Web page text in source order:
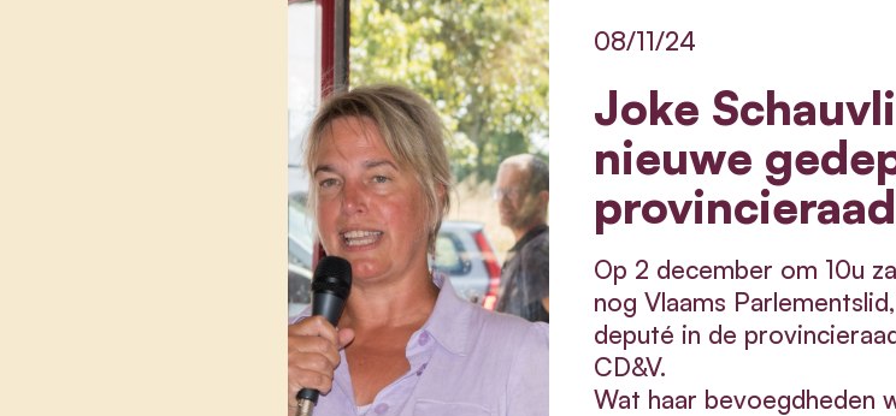
Joke
nieuwe
provincieraad
08/11/24
Op 2 december om 10u
nog Vlaams
deputé in de
CD&V.
Wat haar bevoegdheden